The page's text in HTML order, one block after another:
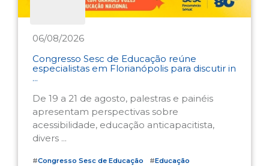
06/08/2026
Congresso Sesc de Educação reúne
especialistas em Florianópolis para discutir in
...
De 19 a 21 de agosto, palestras e painéis
apresentam perspectivas sobre
acessibilidade, educação anticapacitista,
divers ...
#Congresso Sesc de Educação #Educação